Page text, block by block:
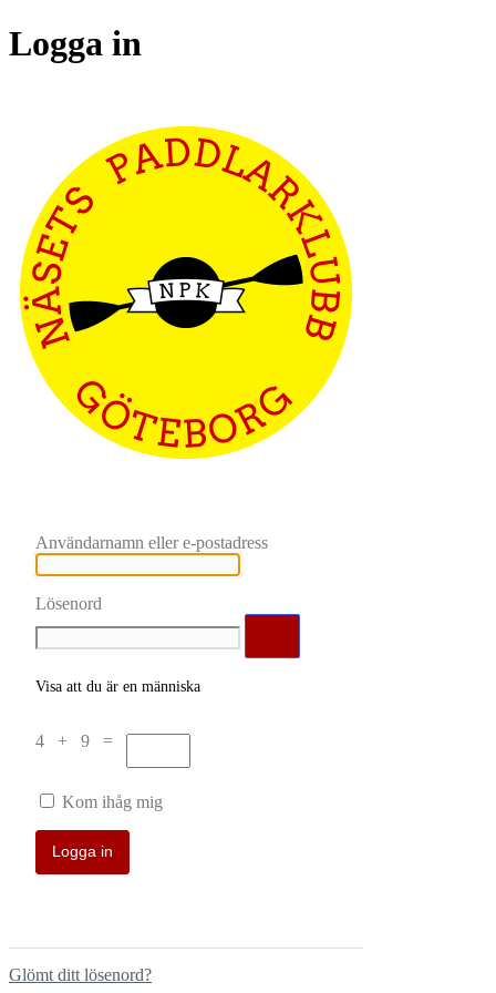
Logga in
Användarnamn eller e-postadress
Lösenord
Visa att du är en människa
4 + 9 =
Kom ihåg mig
Glömt ditt lösenord?